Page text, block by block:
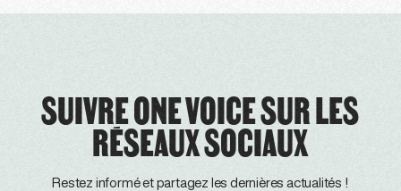
SUIVRE ONE VOICE SUR LES
RÉSEAUX SOCIAUX
Restez informé et partagez les dernières actualités !